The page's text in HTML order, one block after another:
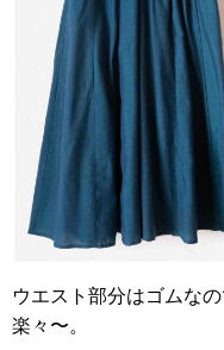
ウエスト部分はゴムな
楽々〜。